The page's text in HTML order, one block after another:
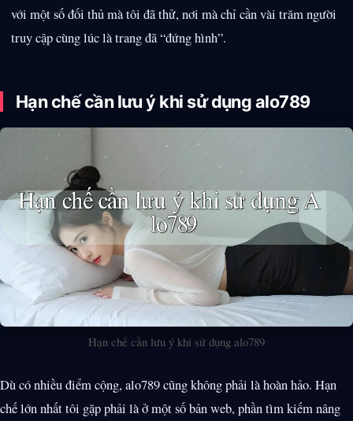
với một số đối thủ mà tôi đã thử, nơi mà chỉ cần vài trăm người
truy cập cùng lúc là trang đã “đứng hình”.
Hạn chế cần lưu ý khi sử dụng alo789
Hạn chế cần lưu ý khi sử dụng alo789
Dù có nhiều điểm cộng, alo789 cũng không phải là hoàn hảo. Hạn
chế lớn nhất tôi gặp phải là ở một số bản web, phần tìm kiếm nâng